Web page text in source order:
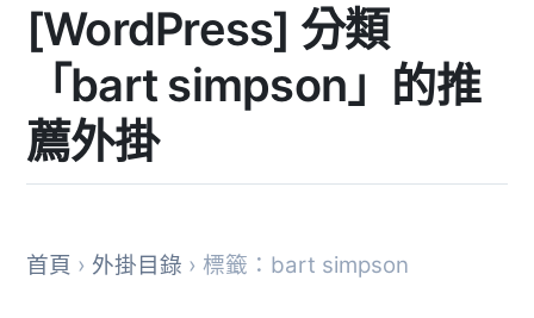
[WordPress] 分類
「bart simpson」的推
薦外掛
首頁 › 外掛目錄 › 標籤：bart simpson